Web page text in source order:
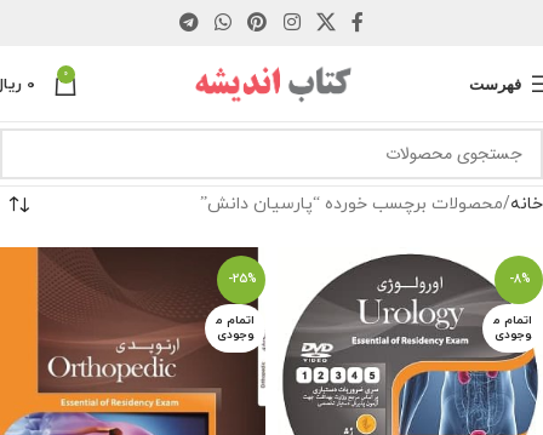
فهرست 0
0
خانه محصولات برچسب خورده “پارسیان دانش”
-8%
اتمام م
وجودی
-25%
اتمام م
وجودی